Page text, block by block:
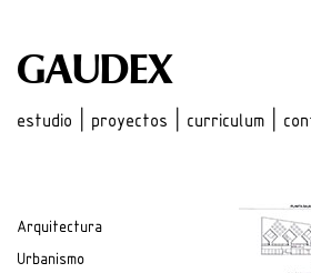
Arquitectura
Urbanismo
GAUDEX
estudio proyectos curriculum